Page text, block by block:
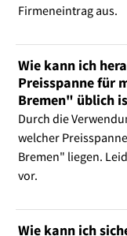
Firmeneintrag aus.
Wie kann ich
Preisspanne für
Bremen" üblich
Durch die
welcher
Bremen" liegen.
vor.
Wie kann ich